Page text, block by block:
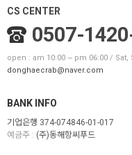
CS CENTER
0507-
open : am 10:00 ~ pm 06:00 / Sat,
donghaecrab@naver.com
BANK INFO
기업은행 374-074846-01-017
예금주 : (주)동해항씨푸드